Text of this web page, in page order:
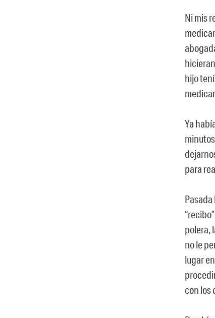
Ni mis
hijo
Ya
para
polera,
no le
lugar
con los